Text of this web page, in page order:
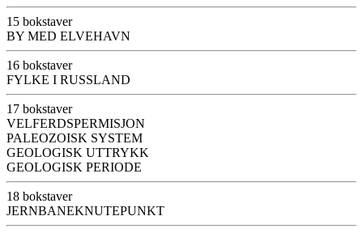
15 bokstaver
BY MED ELVEHAVN
16 bokstaver
FYLKE I RUSSLAND
17 bokstaver
VELFERDSPERMISJON
PALEOZOISK SYSTEM
GEOLOGISK UTTRYKK
GEOLOGISK PERIODE
18 bokstaver
JERNBANEKNUTEPUNKT